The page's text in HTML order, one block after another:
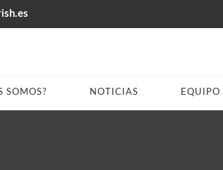
SOMOS? NOTICIAS EQUIPO